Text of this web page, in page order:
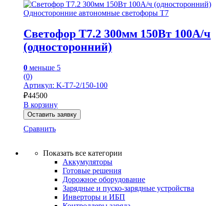
Односторонние автономные светофоры Т7
Светофор Т7.2 300мм 150Вт 100А/ч
(односторонний)
0 меньше 5
(0)
Артикул: K-T7-2/150-100
₽44500
В корзину
Оставить заявку
Сравнить
Показать все категории
Аккумуляторы
Готовые решения
Дорожное оборудование
Зарядные и пуско-зарядные устройства
Инверторы и ИБП